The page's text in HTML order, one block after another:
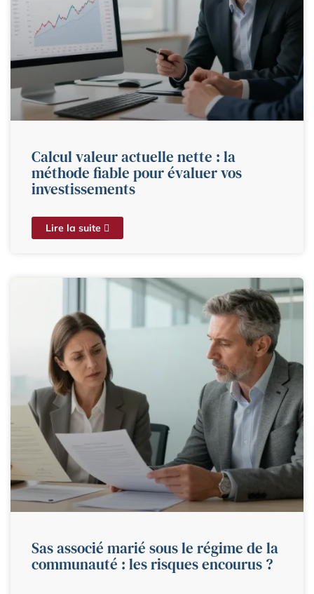
Calcul valeur actuelle nette : la
méthode fiable pour évaluer vos
investissements
Lire la suite
Sas associé marié sous le régime de la
communauté : les risques encourus ?